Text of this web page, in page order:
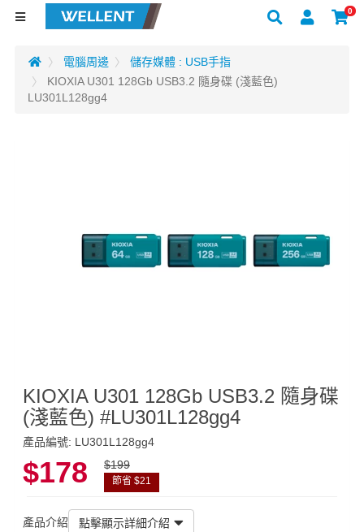
0
電腦周邊
儲存媒體 : USB手指
KIOXIA U301 128Gb USB3.2 隨身碟 (淺藍色)
LU301L128gg4
KIOXIA U301 128Gb USB3.2 隨身碟
(淺藍色) #LU301L128gg4
產品編號: LU301L128gg4
$178 $199
節省 $21
產品介紹 點擊顯示詳細介紹